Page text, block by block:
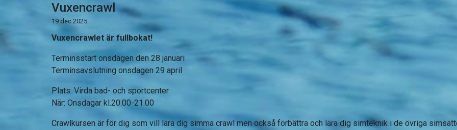
Vuxencrawl
19 dec 2025
Vuxencrawlet är fullbokat!
Terminsstart onsdagen den 28 januari
Terminsavslutning onsdagen 29 april
Plats: Virda bad- och sportcenter
När: Onsdagar kl.20.00-21.00
Crawlkursen är för dig som vill lära dig simma crawl men också förbättra och lära dig simteknik i de övriga